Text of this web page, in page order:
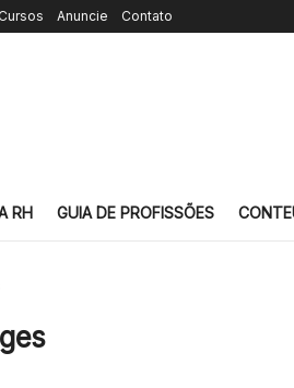
Cursos Anuncie Contato
RH GUIA DE PROFISSÕES